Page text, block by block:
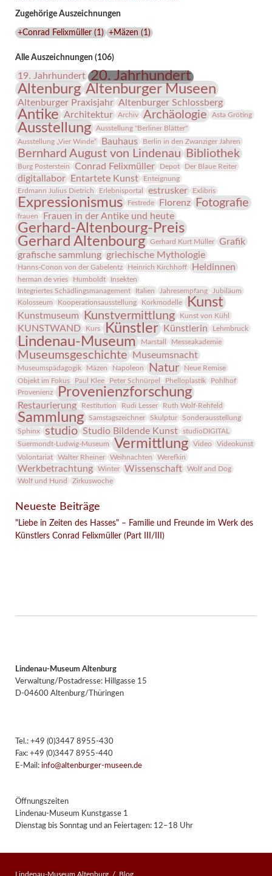
und
Freunde
Werk
Künstlers
Conrad
Felixmüller
(Part
III/III)
Zugehörige Auszeichnungen
+Conrad Felixmüller(1 ) +Mäzen (1 )
Alle Auszeichnungen (106)
19. Jahrhundert 20. Jahrhundert
Altenburg Altenburger Museen
Altenburger Praxisjahr Altenburger Schlossberg
Antike Architektur Archiv Archäologie Asta Gröting
Ausstellung
Ausstellung "Berliner Blätter"
Ausstellung „Vier Winde“
Bauhaus Berlin in den Zwanziger Jahren
Bernhard August von Lindenau Bibliothek
Burg Posterstein Conrad Felixmüller Depot Der Blaue Reiter
digitallabor Entartete Kunst
Enteignung
Erdmann Julius Dietrich
Erlebnisportal estrusker Exlibris
Expressionismus Festrede Florenz Fotografie
frauen Frauen in der Antike und heute
Gerhard-Altenbourg-Preis
Gerhard Altenbourg
Gerhard Kurt Müller
Grafik
grafische sammlung griechische Mythologie
Hanns-Conon von der Gabelentz Heinrich Kirchhoff Heldinnen
herman de vries Humboldt
Insekten
Integriertes Schädlingsmanagement
Italien Jahresempfang
Jubiläum
Kolosseum
Kooperationsausstellung Korkmodelle Kunst
Kunstmuseum Kunstvermittlung Kunst von Kühl
KUNSTWAND Kurs Künstler Künstlerin Lehmbruck
Lindenau-Museum Marstall Messeakademie
Museumsgeschichte Museumsnacht
Museumspädagogik Mäzen Napoleon Natur
Neue Remise
Objekt im Fokus
Paul Klee Peter Schnürpel Phelloplastik
Pohlhof
Provenienz
Provenienzforschung
Restaurierung Restitution Rudi Lesser Ruth Wolf-Rehfeld
Sammlung Samstagszeichner Skulptur
Sonderausstellung
Sphinx
studio Studio Bildende Kunst
studioDIGITAL
Suermondt-Ludwig-Museum
Vermittlung Video
Videokunst
Volontariat
Walter Rheiner Weihnachten Werefkin
Werkbetrachtung Winter Wissenschaft
Wolf and Dog
Wolf und Hund
Zirkuswoche
Neueste Beiträge
"Liebe in Zeiten des Hasses" – Familie und Freunde im Werk des
Künstlers Conrad Felixmüller (Part III/III)
Lindenau-Museum Altenburg
Verwaltung/Postadresse: Hillgasse 15
D-04600 Altenburg/Thüringen
Tel.: +49 (0)3447 8955-430
Fax: +49 (0)3447 8955-440
E-Mail: info@altenburger-museen.de
Öffnungszeiten
Lindenau-Museum Kunstgasse 1
Dienstag bis Sonntag und an Feiertagen: 12–18 Uhr
Lindenau-Museum Altenburg Blog